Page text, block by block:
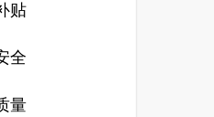
贴
全
量